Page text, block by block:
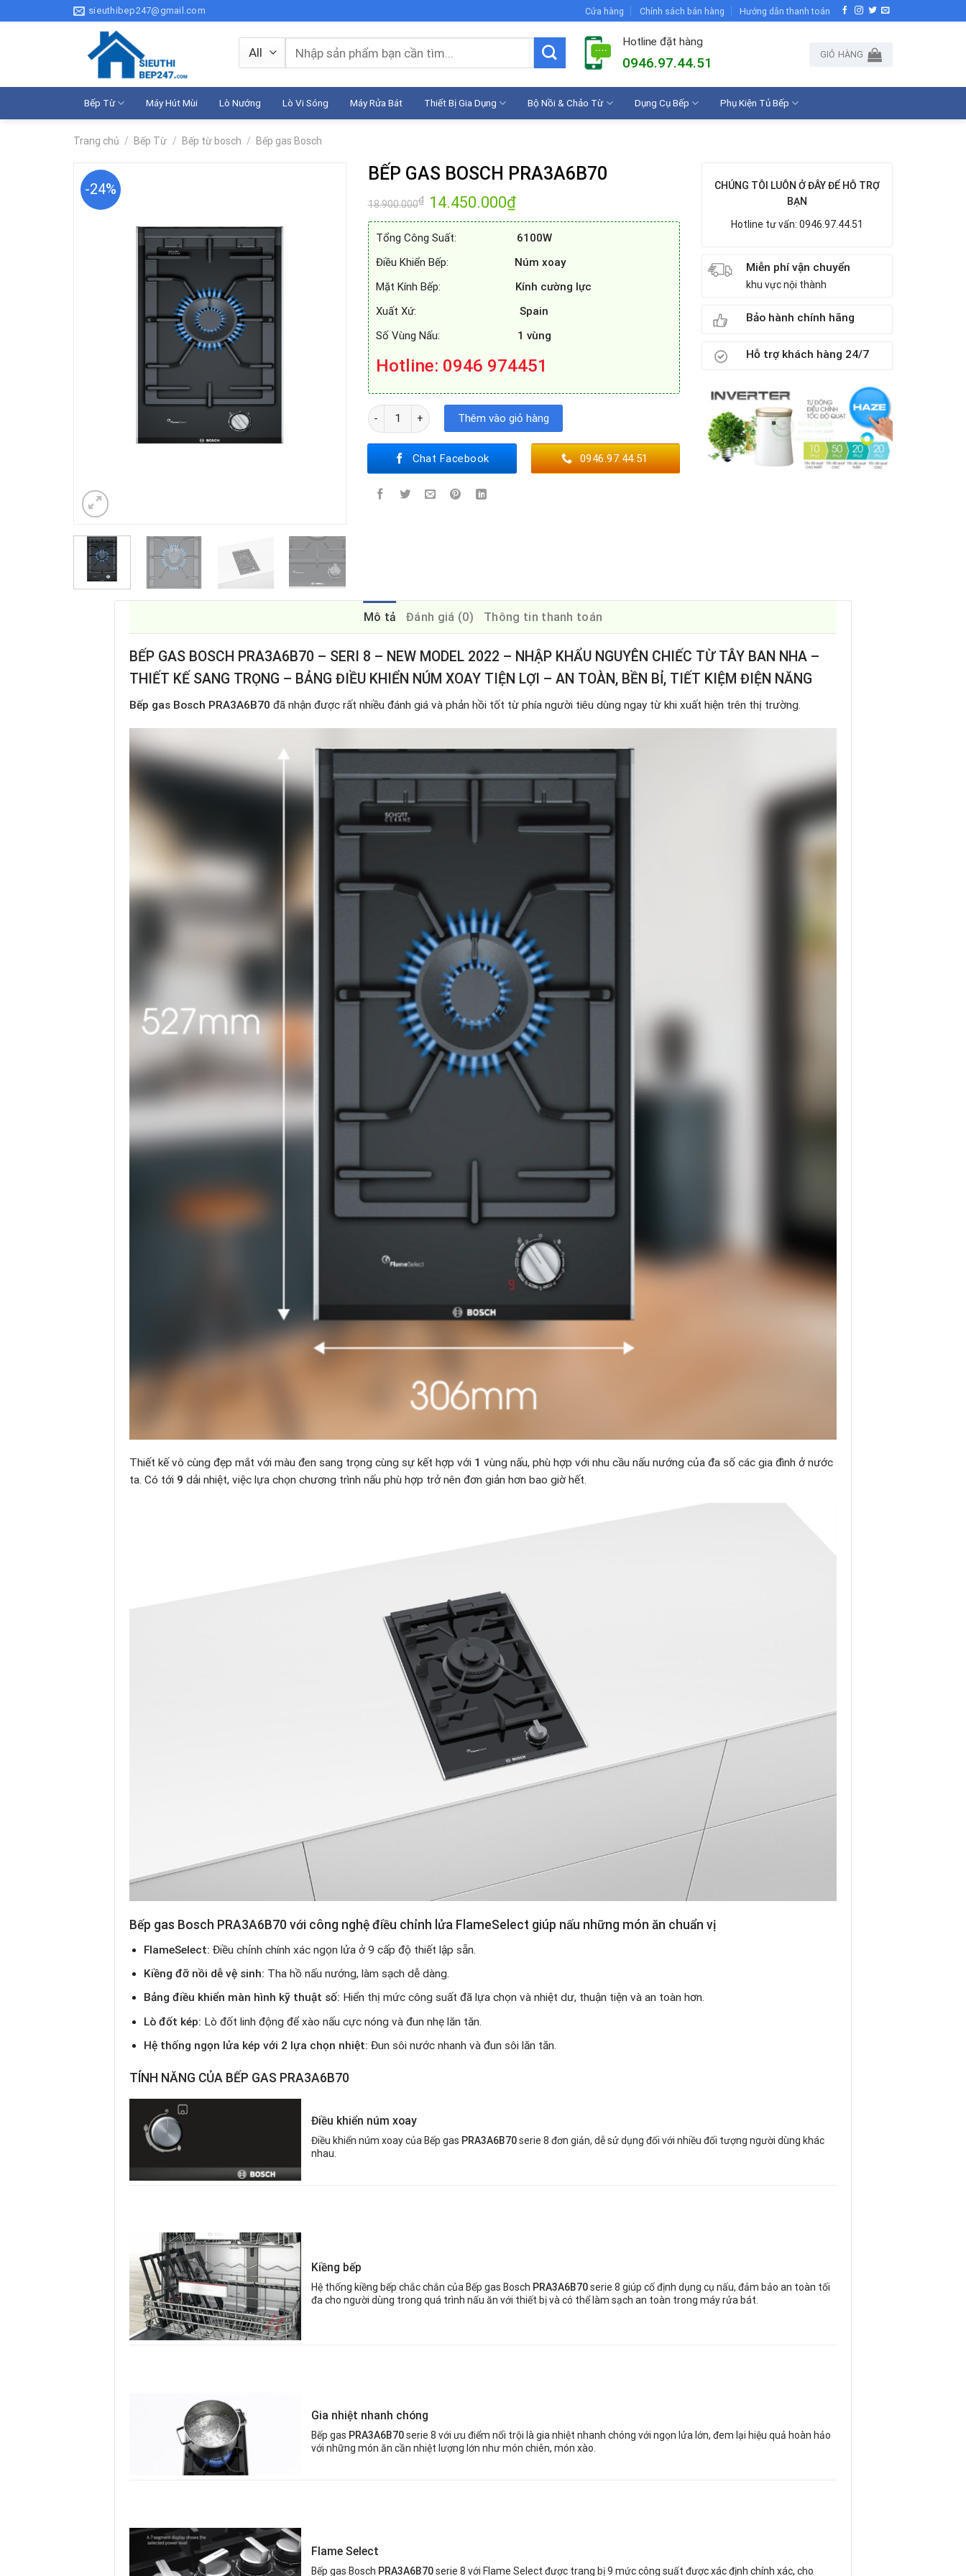
to
sieuthibep247@gmail.com Cửa hàng Chính sách bán hàng Hướng dẫn thanh toán
Tìm
kiếm:
Hotline đặt hàng
0946.97.44.51
GIỎ HÀNG
Bếp Từ Máy Hút Mùi Lò Nướng Lò Vi Sóng Máy Rửa Bát Thiết Bị Gia Dụng Bộ Nồi & Chảo Từ Dụng Cụ Bếp Phụ Kiện Tủ Bếp
Trang chủ / Bếp Từ / Bếp từ bosch / Bếp gas Bosch
-24%
BẾP GAS BOSCH PRA3A6B70
18.900.000₫ Giá
gốc
là:
14.450.000₫Giá
hiện
tại
14.450.000₫.
Tổng Công Suất:
6100W
Điều Khiển Bếp: Núm xoay
Mặt Kính Bếp: Kính cường lực
Xuất Xứ: Spain
Số Vùng Nấu: 1 vùng
Hotline: 0946 974451
BẾP GAS BOSCH PRA3A6B70 số lượng
Thêm vào giỏ hàng
Chat Facebook 0946.97.44.51
CHÚNG TÔI LUÔN Ở ĐÂY ĐỂ HỖ TRỢ
BẠN
Hotline tư vấn: 0946.97.44.51
Miễn phí vận chuyển
khu vực nội thành
Bảo hành chính hãng
Hỗ trợ khách hàng 24/7
Mô tả Đánh giá (0) Thông tin thanh toán
BẾP GAS BOSCH PRA3A6B70 – SERI 8 – NEW MODEL 2022 – NHẬP KHẨU NGUYÊN CHIẾC TỪ TÂY BAN NHA –
THIẾT KẾ SANG TRỌNG – BẢNG ĐIỀU KHIỂN NÚM XOAY TIỆN LỢI – AN TOÀN, BỀN BỈ, TIẾT KIỆM ĐIỆN NĂNG
Bếp gas Bosch PRA3A6B70 đã nhận được rất nhiều đánh giá và phản hồi tốt từ phía người tiêu dùng ngay từ khi xuất hiện trên thị trường.
Thiết kế vô cùng đẹp mắt với màu đen sang trọng cùng sự kết hợp với 1 vùng nấu, phù hợp với nhu cầu nấu nướng của đa số các gia đình ở nước
ta. Có tới 9 dải nhiệt, việc lựa chọn chương trình nấu phù hợp trở nên đơn giản hơn bao giờ hết.
Bếp gas Bosch PRA3A6B70 với công nghệ điều chỉnh lửa FlameSelect giúp nấu những món ăn chuẩn vị
FlameSelect: Điều chỉnh chính xác ngọn lửa ở 9 cấp độ thiết lập sẵn.
Kiềng đỡ nồi dễ vệ sinh: Tha hồ nấu nướng, làm sạch dễ dàng.
Bảng điều khiển màn hình kỹ thuật số: Hiển thị mức công suất đã lựa chọn và nhiệt dư, thuận tiện và an toàn hơn.
Lò đốt kép: Lò đốt linh động để xào nấu cực nóng và đun nhẹ lăn tăn.
Hệ thống ngọn lửa kép với 2 lựa chọn nhiệt: Đun sôi nước nhanh và đun sôi lăn tăn.
TÍNH NĂNG CỦA BẾP GAS PRA3A6 B70
Điều khiển núm xoay
Điều khiển núm xoay của Bếp gas PRA3A6B70serie 8 đơn giản, dễ sử dụng đối với nhiều đối tượng người dùng khác
nhau.
Kiềng bếp
Hệ thống kiềng bếp chắc chắn của Bếp gas Bosch PRA3A6B70serie 8 giúp cố định dụng cụ nấu, đảm bảo an toàn tối
đa cho người dùng trong quá trình nấu ăn với thiết bị và có thể làm sạch an toàn trong máy rửa bát.
Gia nhiệt nhanh chóng
Bếp gas PRA3A6B70serie 8 với ưu điểm nổi trội là gia nhiệt nhanh chóng với ngọn lửa lớn, đem lại hiệu quả hoàn hảo
với những món ăn cần nhiệt lượng lớn như món chiên, món xào.
Flame Select
Bếp gas Bosch PRA3A6B70serie 8 với Flame Select được trang bị 9 mức công suất được xác định chính xác, cho